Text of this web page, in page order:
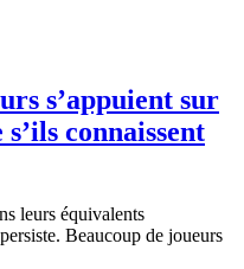
s’appuient sur
connaissent
leurs équivalents
Beaucoup de joueurs